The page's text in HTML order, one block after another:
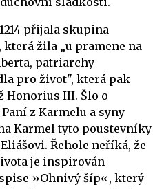
přijala skupina
žila „u pramene na
patriarchy
pro život", která pak
Honorius III. Šlo o
z Karmelu a syny
Karmel tyto poustevníky
Řehole neříká, že
je inspirován
»Ohnivý šíp«, který